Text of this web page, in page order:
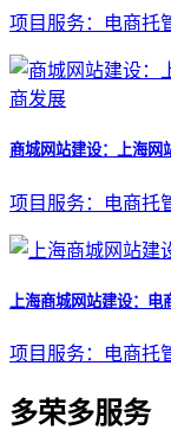
项目服务：电商托
商城网站建设：上海网
项目服务：电商托
上海商城网站建设：
项目服务：电商托
多荣多服务